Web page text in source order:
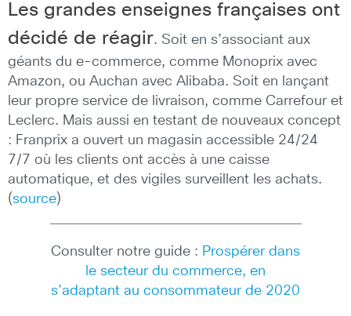
Les grandes enseignes françaises ont
décidé de réagir. Soit en s’associant aux
géants du e-commerce, comme Monoprix avec
Amazon, ou Auchan avec Alibaba. Soit en lançant
leur propre service de livraison, comme Carrefour et
Leclerc. Mais aussi en testant de nouveaux concept
: Franprix a ouvert un magasin accessible 24/24
7/7 où les clients ont accès à une caisse
automatique, et des vigiles surveillent les achats.
(source)
Consulter notre guide : Prospérer dans
le secteur du commerce, en
s’adaptant au consommateur de 2020